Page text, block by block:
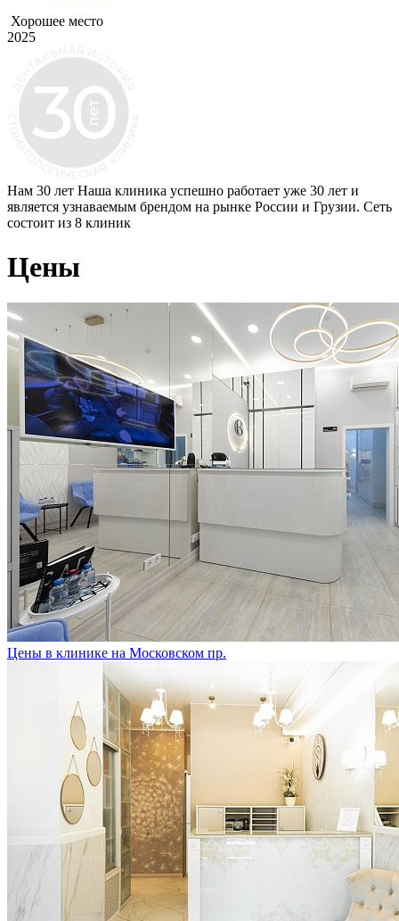
Хорошее место
2025
Нам 30 лет Наша клиника успешно работает уже 30 лет и
является узнаваемым брендом на рынке России и Грузии. Сеть
состоит из 8 клиник
Цены
Цены в клинике на Московском пр.